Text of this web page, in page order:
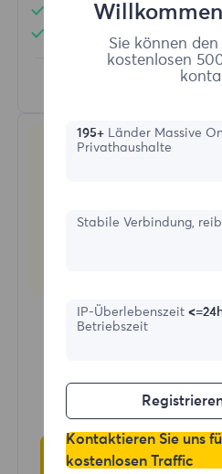
Zufälliges Land
Echte dynamische
Erfahren
$?
Jetzt
Sie können
kostenlosen
195+ Länder Massive
Privathaushalte
Stabile Verbindung,
IP-Überlebenszeit
Betriebszeit
Kontaktieren Sie uns
kostenlosen Traffic